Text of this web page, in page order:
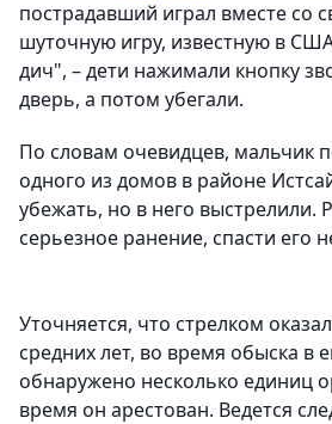
пострадавший играл вместе со
шуточную игру, известную в
дич", – дети нажимали кнопку
дверь, а потом убегали.
По словам очевидцев, мальчик
одного из домов в районе
убежать, но в него выстрелили.
серьезное ранение, спасти его
Уточняется, что стрелком
средних лет, во время обыска в
обнаружено несколько единиц
время он арестован. Ведется